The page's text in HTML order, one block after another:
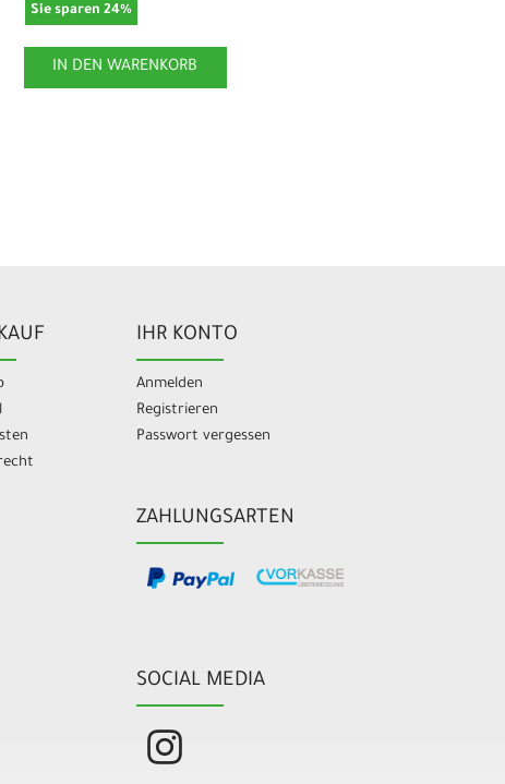
Sie sparen 24%
IN DEN WARENKORB
IHR KONTO
Anmelden
Registrieren
Passwort vergessen
ZAHLUNGSARTEN
SOCIAL MEDIA